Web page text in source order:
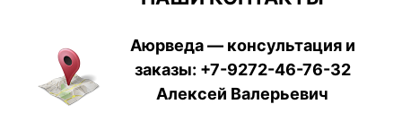
Аюрведа — консультация и
заказы: +7-9272-46-76-32
Алексей Валерьевич